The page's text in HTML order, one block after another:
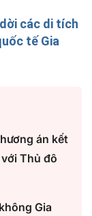
các di tích
tế Gia
án kết
Thủ đô
Gia